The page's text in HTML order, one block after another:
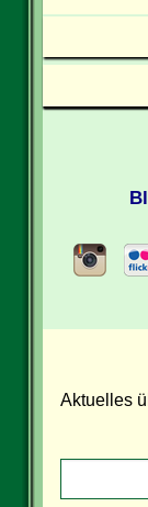
Aktuelles